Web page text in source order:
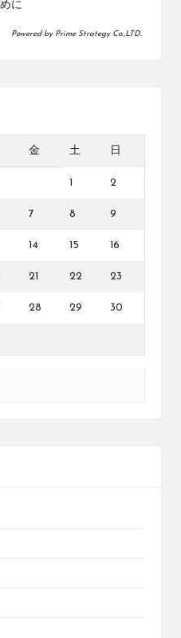
に
Powered by Prime Strategy Co.,LTD.
金 土 日
2
7 8 9
14 15 16
21 22 23
28 29 30